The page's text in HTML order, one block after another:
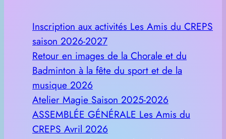
Inscription aux activités Les Amis du CREPS
saison 2026-2027
Retour en images de la Chorale et du
Badminton à la fête du sport et de la
musique 2026
Atelier Magie Saison 2025-2026
ASSEMBLÉE GÉNÉRALE Les Amis du
CREPS Avril 2026